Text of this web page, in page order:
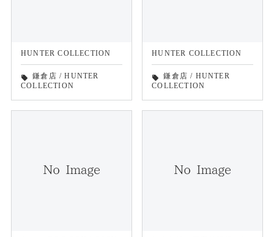
HUNTER COLLECTION
local_offer 鎌倉店 /HUNTER
COLLECTION
HUNTER COLLECTION
local_offer 鎌倉店 / HUNTER
COLLECTION